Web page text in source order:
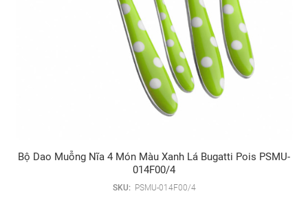
Bộ Dao Muỗng Nĩa 4 Món Màu Xanh Lá Bugatti Pois PSMU-
014F00/4
SKU: PSMU-014F00/4